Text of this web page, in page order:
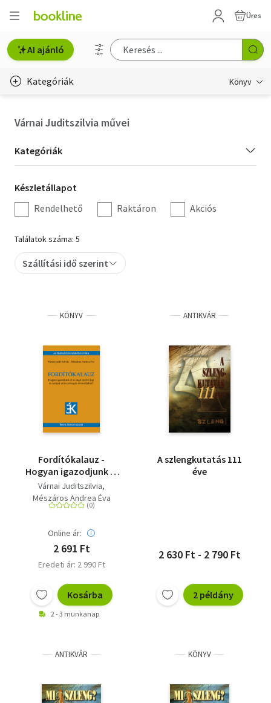
Üres
AI ajánló
Kategóriák Könyv
Hobbi, szabadidő
Irodalom
Művészet
Szakkönyv
Tankönyv, segédkönyv
Társadalomtudomány
Természettudomány
Várnai Juditszilvia művei
Kategória
szűrés
Kategóriák
Készletállapot
szűrés
Készletállapot
Rendelhető
Raktáron Akciós
Találatok száma: 5
Szállítási idő szerint
KÖNYV
Fordítókalauz -
Hogyan igazodjunk el
az angol nyelvű jogi és
európai uniós
szövegek
Várnai Juditszilvia
Mészáros Andrea Éva
Online ár:
2 691 Ft
Eredeti ár: 2 990 Ft
Kosárba
2 - 3 munkanap
ANTIKVÁR
A szlengkutatás 111
éve
2 630 Ft - 2 790 Ft
2 példány
ANTIKVÁR KÖNYV